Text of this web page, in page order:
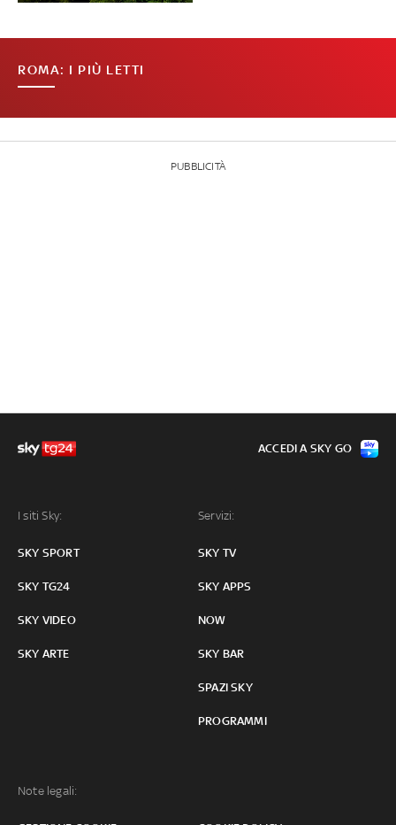
ROMA: I PIÙ LETTI
PUBBLICITÀ
I siti Sky:
SKY SPORT
SKY TG24
SKY VIDEO
SKY ARTE
Servizi:
SKY TV
SKY APPS
NOW
SKY BAR
SPAZI SKY
PROGRAMMI
Note legali:
ACCEDI A SKY GO